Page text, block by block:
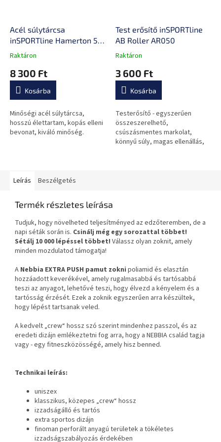
Acél súlytárcsa
inSPORTline Hamerton 5
kg 30mm
A
átlagos
értékelése
0,0
csillag.
Raktáron
8 300 Ft
Kosárba
Minőségi acél súlytárcsa,
hosszú élettartam, kopás elleni
bevonat, kiváló minőség.
Test erősítő inSPORTline
AB Roller AR050
A
átlagos
értékelése
0,0
csillag.
Raktáron
3 600 Ft
Kosárba
Testerősítő - egyszerűen
összeszerelhető,
csúszásmentes markolat,
könnyű súly, magas ellenállás,
Leírás Beszélgetés
Termék részletes leírása
Tudjuk, hogy növelheted teljesítményed az edzőteremben, de a
napi séták során is. Csinálj még egy sorozattal többet!
Sétálj 10 000 lépéssel többet! Válassz olyan zoknit, amely
minden mozdulatod támogatja!
A Nebbia EXTRA PUSH pamut zokni poliamid és elasztán
hozzáadott keverékével, amely rugalmasabbá és tartósabbá
teszi az anyagot, lehetővé teszi, hogy élvezd a kényelem és a
tartósság érzését. Ezek a zoknik egyszerűen arra készültek,
hogy lépést tartsanak veled.
A kedvelt „crew“ hossz szó szerint mindenhez passzol, és az
eredeti dizájn emlékeztetni fog arra, hogy a NEBBIA család tagja
vagy - egy fitneszközösségé, amely hisz benned.
Technikai leírás:
uniszex
klasszikus, közepes „crew“ hossz
izzadságálló és tartós
extra sportos dizájn
finoman perforált anyagú területek a tökéletes
izzadságszabályozás érdekében